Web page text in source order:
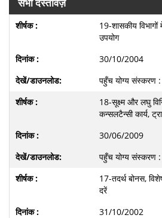
19-शासकीय विभागों
उपयोग
30/10/2004
पहुँच योग्य संस्करण :
18-सूक्ष्म और लघु
कन्‍सलटैन्‍सी कार्य,
30/06/2009
पहुँच योग्य संस्करण :
17-तदर्थ बोनस,
दरें
31/10/2002